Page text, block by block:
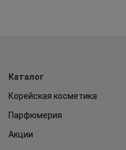
Каталог
Корейская косметика
Парфюмерия
Акции